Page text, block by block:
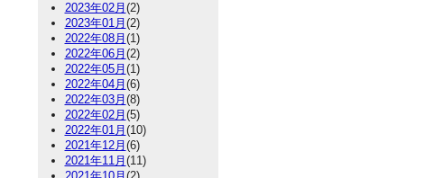
2023年02月 (2)
2023年01月 (2)
2022年08月 (1)
2022年06月 (2)
2022年05月 (1)
2022年04月 (6)
2022年03月 (8)
2022年02月 (5)
2022年01月 (10)
2021年12月 (6)
2021年11月 (11)